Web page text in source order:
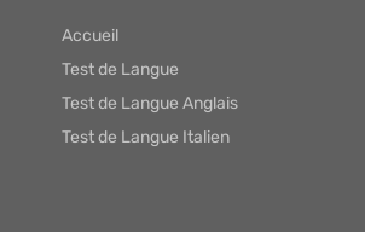
Accueil
Test de Langue
Test de Langue Anglais
Test de Langue Italien